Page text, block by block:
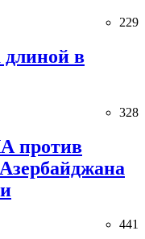
229
в
328
против
441